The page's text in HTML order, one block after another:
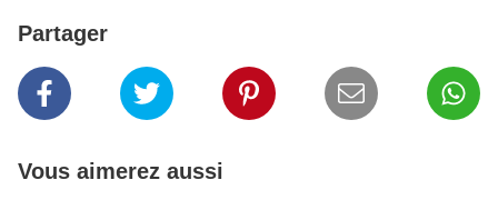
Partager
Vous aimerez aussi